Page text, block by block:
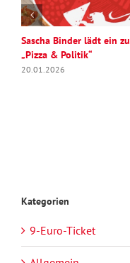
Sascha Binder lädt ein zu
„Pizza & Politik“
20.01.2026
Kategorien
9-Euro-Ticket